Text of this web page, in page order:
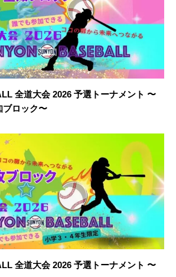
全道大会 2026 予選トーナメント 〜
ブロック〜
全道大会 2026 予選トーナメント 〜